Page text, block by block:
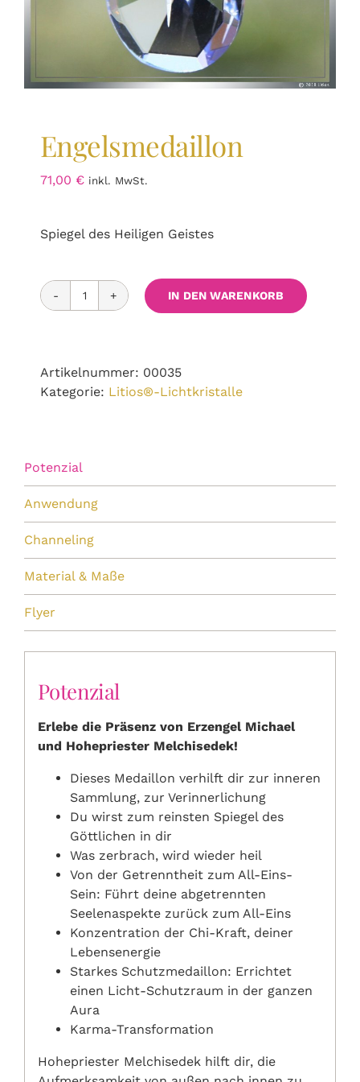
Engelsmedaillon
71,00 € inkl. MwSt.
Spiegel des Heiligen Geistes
Engelsmedaillon
IN DEN WARENKORB
Artikelnummer: 00035
Kategorie: Litios®-Lichtkristalle
Potenzial
Anwendung
Channeling
Material & Maße
Flyer
Potenzial
Erlebe die Präsenz von Erzengel Michael
und Hohepriester Melchisedek!
Dieses Medaillon verhilft dir zur inneren
Sammlung, zur Verinnerlichung
Du wirst zum reinsten Spiegel des
Göttlichen in dir
Was zerbrach, wird wieder heil
Von der Getrenntheit zum All-Eins-
Sein: Führt deine abgetrennten
Seelenaspekte zurück zum All-Eins
Konzentration der Chi-Kraft, deiner
Lebensenergie
Starkes Schutzmedaillon: Errichtet
einen Licht-Schutzraum in der ganzen
Aura
Karma-Transformation
Hohepriester Melchisedek hilft dir, die